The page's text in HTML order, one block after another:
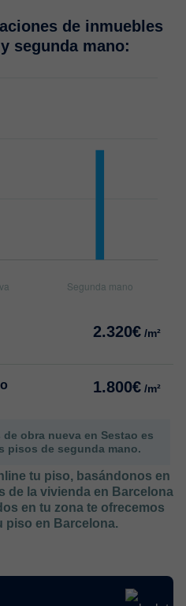
de inmuebles
segunda mano:
2.320€ /m²
1.800€ /m²
obra nueva en Sestao es
pisos de segunda mano.
tu piso, basándonos en
de la vivienda en Barcelona
en tu zona te ofrecemos
piso en Barcelona.